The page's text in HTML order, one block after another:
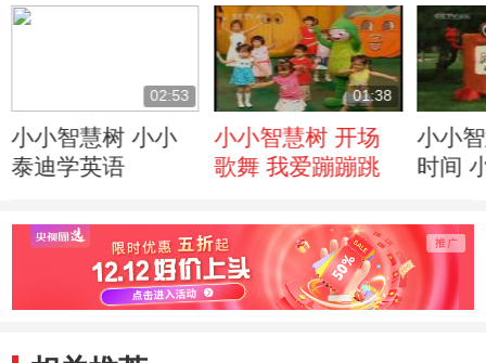
02:53
小小智慧树 小小
泰迪学英语
01:38
小小智慧树 开场
歌舞 我爱蹦蹦跳
小小
时间